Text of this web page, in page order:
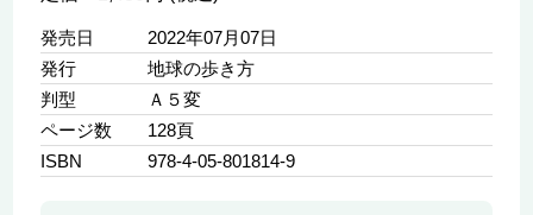
発売日
2022年07月07日
発行
地球の歩き方
判型
Ａ５変
ページ数
128頁
ISBN
978-4-05-801814-9